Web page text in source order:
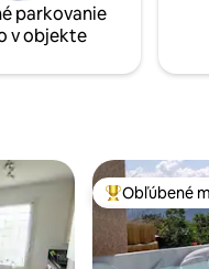
parkovanie
v objekte
Obľúbené